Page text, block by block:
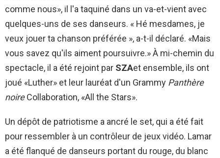
comme nous», il l'a taquiné dans un va-et-vient avec
quelques-uns de ses danseurs. « Hé mesdames, je
veux jouer ta chanson préférée », a-t-il déclaré. «Mais
vous savez qu'ils aiment poursuivre.» À mi-chemin du
spectacle, il a été rejoint par SZAet ensemble, ils ont
joué «Luther» et leur lauréat d'un Grammy Panthère
noireCollaboration, «All the Stars».
Un dépôt de patriotisme a ancré le set, qui a été fait
pour ressembler à un contrôleur de jeux vidéo. Lamar
a été flanqué de danseurs portant du rouge, du blanc